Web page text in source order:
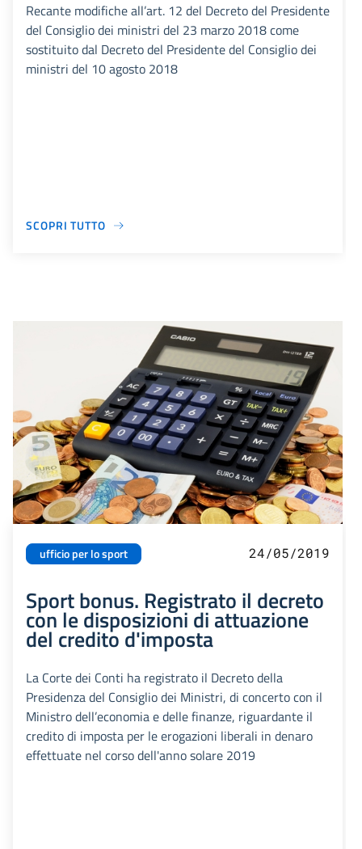
Recante modifiche all’art. 12 del Decreto del Presidente
del Consiglio dei ministri del 23 marzo 2018 come
sostituito dal Decreto del Presidente del Consiglio dei
ministri del 10 agosto 2018
SCOPRI TUTTO
ufficio per lo sport 24/05/2019
Sport bonus. Registrato il decreto
con le disposizioni di attuazione
del credito d'imposta
La Corte dei Conti ha registrato il Decreto della
Presidenza del Consiglio dei Ministri, di concerto con il
Ministro dell’economia e delle finanze, riguardante il
credito di imposta per le erogazioni liberali in denaro
effettuate nel corso dell'anno solare 2019